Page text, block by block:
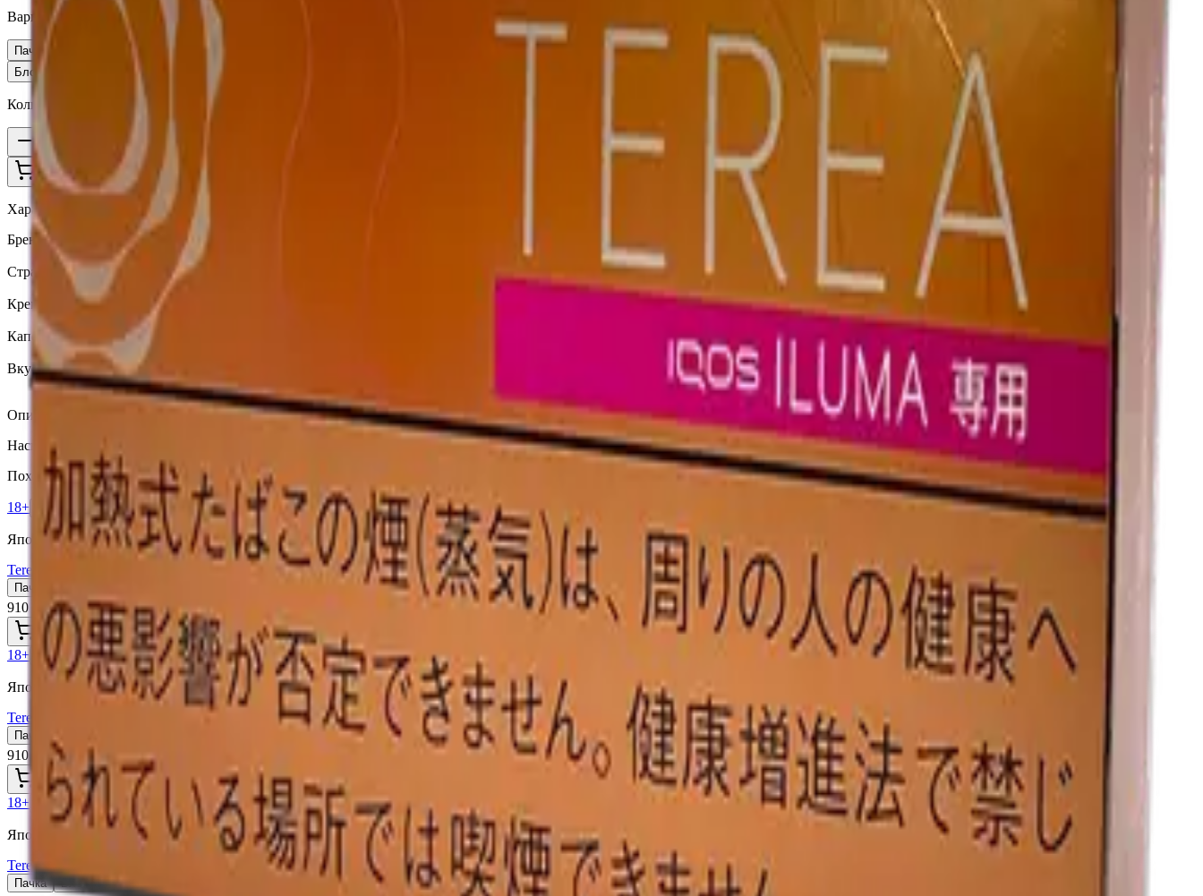
Вариант
Пачка
Блок × 10
Количество
В корзину —910 ₽
Характеристики
Бренд
Terea
Страна
Крепость
Средний
Капсула
Вкусы
Ягоды
Описание
Насыщенный и мягкий табачный бленд, дополненный нотками спелых лесных ягод.
Похожие товары
18+ Мне исполнилось 18 лет
Япония (JP)
Terea Fusion Menthol JP
Пачка
910 ₽
В корзину
18+ Мне исполнилось 18 лет
Япония (JP)
Terea Black Yellow Menthol JP
Пачка
910 ₽
В корзину
18+ Мне исполнилось 18 лет
Япония (JP)
Terea Black Purple Menthol JP
Пачка Блок×10